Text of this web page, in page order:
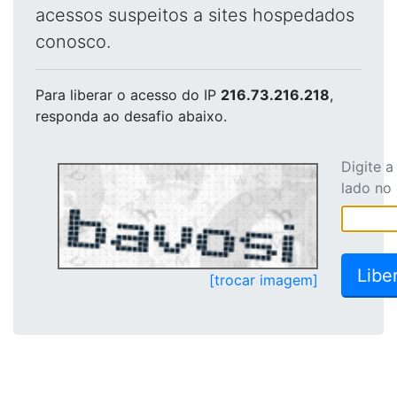
acessos suspeitos a sites hospedados
conosco.
Para liberar o acesso do IP 216.73.216.218,
responda ao desafio abaixo.
[trocar imagem]
Digite
lado no